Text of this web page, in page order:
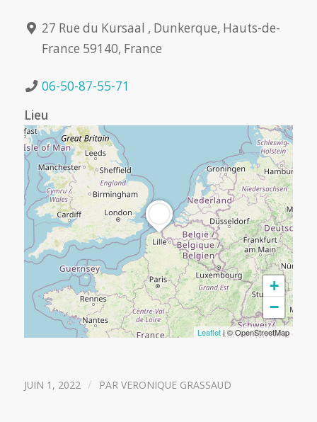
27 Rue du Kursaal , Dunkerque, Hauts-de-
France 59140, France
06-50-87-55-71
Lieu
+
−
Leaflet| © OpenStreetMap
JUIN 1, 2022 / PAR VERONIQUE GRASSAUD